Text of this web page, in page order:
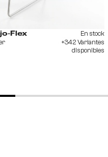
Flex
En stock
+342 Variantes
disponibles